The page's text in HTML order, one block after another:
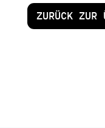
ZURÜCK ZUR